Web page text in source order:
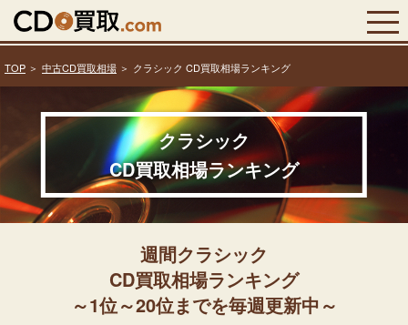
TOP 中古CD買取相場 クラシック CD買取相場ランキング
クラシック
CD買取相場ランキング
週間クラシック
CD買取相場ランキング
～1位～20位までを毎週更新中～